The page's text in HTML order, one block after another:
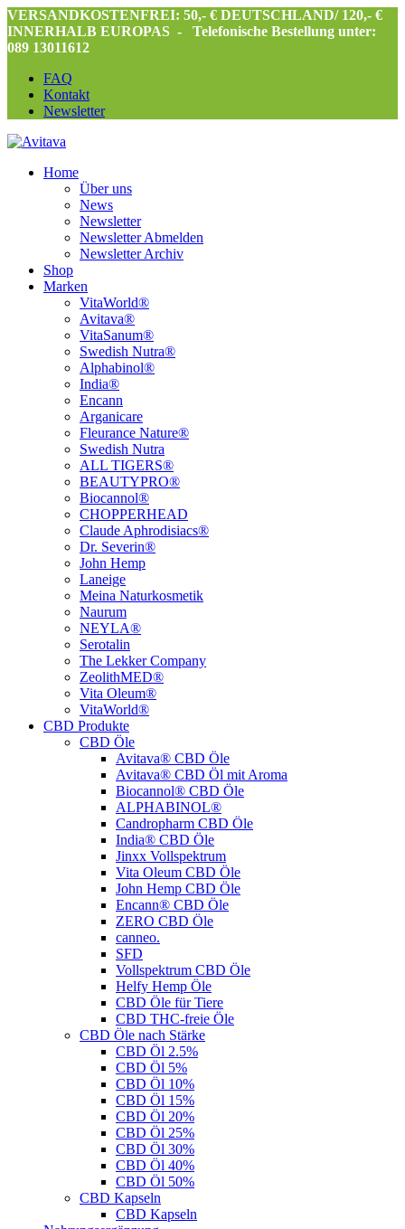
VERSANDKOSTENFREI: 50,- € DEUTSCHLAND/ 120,- €
INNERHALB EUROPAS -
Telefonische Bestellung unter:
089 13011612
FAQ
Kontakt
Newsletter
Home
Über uns
News
Newsletter
Newsletter Abmelden
Newsletter Archiv
Shop
Marken
VitaWorld®
Avitava®
VitaSanum®
Swedish Nutra®
Alphabinol®
India®
Encann
Arganicare
Fleurance Nature®
Swedish Nutra
ALL TIGERS®
BEAUTYPRO®
Biocannol®
CHOPPERHEAD
Claude Aphrodisiacs®
Dr. Severin®
John Hemp
Laneige
Meina Naturkosmetik
Naurum
NEYLA®
Serotalin
The Lekker Company
ZeolithMED®
Vita Oleum®
VitaWorld®
CBD Produkte
CBD Öle
Avitava® CBD Öle
Avitava® CBD Öl mit Aroma
Biocannol® CBD Öle
ALPHABINOL®
Candropharm CBD Öle
India® CBD Öle
Jinxx Vollspektrum
Vita Oleum CBD Öle
John Hemp CBD Öle
Encann® CBD Öle
ZERO CBD Öle
canneo.
SFD
Vollspektrum CBD Öle
Helfy Hemp Öle
CBD Öle für Tiere
CBD THC-freie Öle
CBD Öle nach Stärke
CBD Öl 2.5%
CBD Öl 5%
CBD Öl 10%
CBD Öl 15%
CBD Öl 20%
CBD Öl 25%
CBD Öl 30%
CBD Öl 40%
CBD Öl 50%
CBD Kapseln
CBD Kapseln